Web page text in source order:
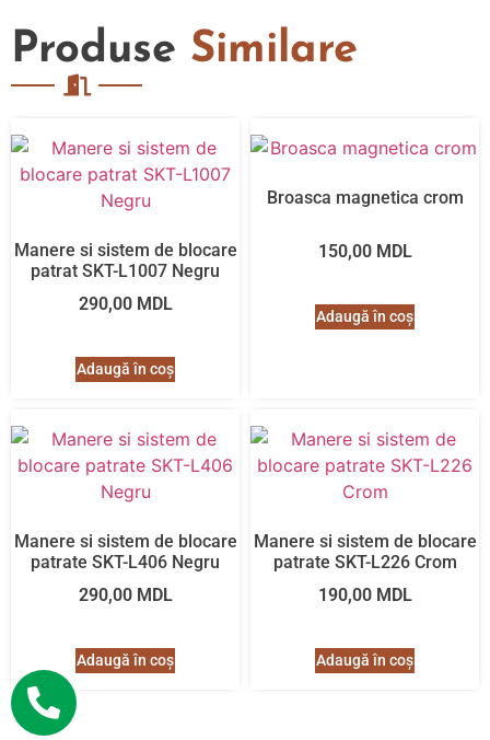
Produse Similare
Manere si sistem de blocare
patrat SKT-L1007 Negru
290,00 MDL
Adaugă în coș
Broasca magnetica crom
150,00 MDL
Adaugă în coș
Manere si sistem de blocare
patrate SKT-L406 Negru
290,00 MDL
Adaugă în coș
Manere si sistem de blocare
patrate SKT-L226 Crom
190,00 MDL
Adaugă în coș